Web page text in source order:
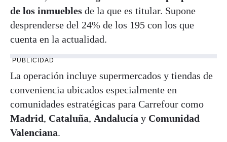
de los inmuebles de la que es titular. Supone
desprenderse del 24% de los 195 con los que
cuenta en la actualidad.
PUBLICIDAD
La operación incluye supermercados y tiendas de
conveniencia ubicados especialmente en
comunidades estratégicas para Carrefour como
Madrid, Cataluña, Andalucía y Comunidad
Valenciana.